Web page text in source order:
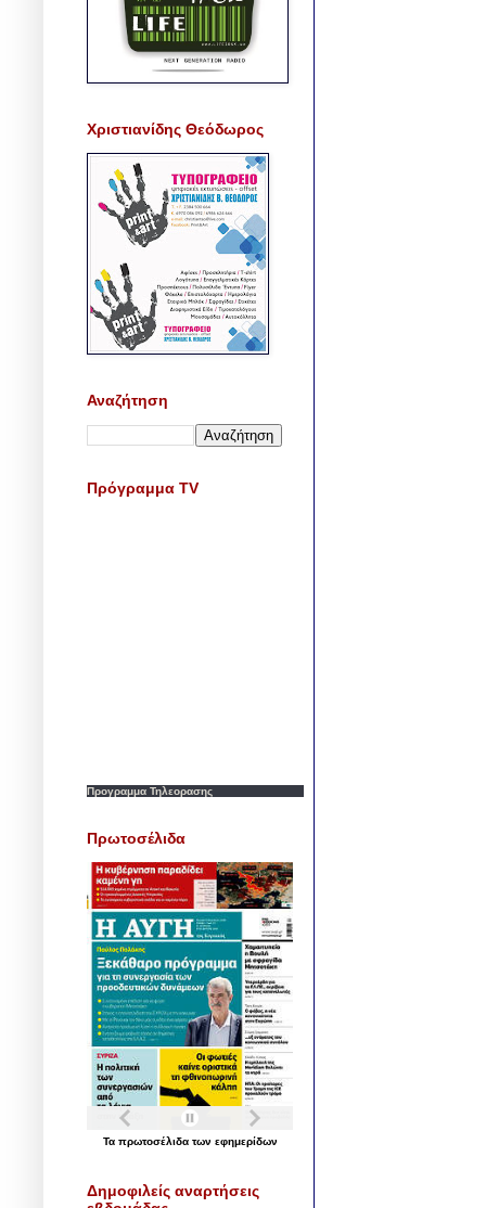
Χριστιανίδης Θεόδωρος
Αναζήτηση
Πρόγραμμα TV
Προγραμμα Τηλεορασης
Πρωτοσέλιδα
Τα πρωτοσέλιδα των εφημερίδων
Δημοφιλείς αναρτήσεις